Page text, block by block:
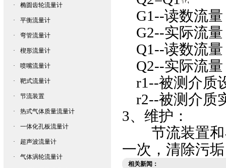
· 椭圆齿轮流量计
· 平衡流量计
· 弯管流量计
· 楔形流量计
· 喷嘴流量计
· 靶式流量计
· 节流装置
· 热式气体质量流量计
· 一体化孔板流量计
· 超声波流量计
· 气体涡轮流量计
G1--读数流量
G2--实际流量
Q1--读数流量
Q2--实际流量
r1--被测介质
r2--被测介质
3、维护：
节流装置和
一次，清除污
相关新闻：